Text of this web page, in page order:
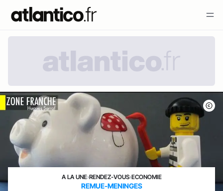
A LA UNE›RENDEZ-VOUS›ECONOMIE
REMUE-MENINGES